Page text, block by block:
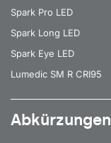
Spark Pro LED
Spark Long LED
Spark Eye LED
Lumedic SM R CRI95
Abkürzungen